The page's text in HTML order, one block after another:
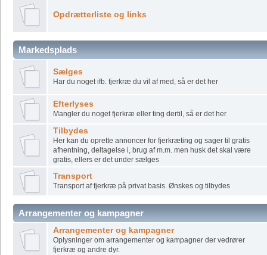
Opdrætterliste og links
Markedsplads
Sælges
Har du noget ifb. fjerkræ du vil af med, så er det her
Efterlyses
Mangler du noget fjerkræ eller ting dertil, så er det her
Tilbydes
Her kan du oprette annoncer for fjerkræting og sager til gratis
afhentning, deltagelse i, brug af m.m. men husk det skal være
gratis, ellers er det under sælges
Transport
Transport af fjerkræ på privat basis. Ønskes og tilbydes
Arrangementer og kampagner
Arrangementer og kampagner
Oplysninger om arrangementer og kampagner der vedrører
fjerkræ og andre dyr.